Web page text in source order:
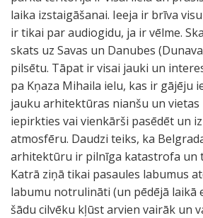
laika izstaigāšanai. Ieeja ir brīva
ir tikai par audiogidu, ja ir vēlme.
skats uz Savas un Danubes
pilsētu. Tāpat ir visai jauki un
pa Kņaza Mihaila ielu, kas ir gājēju
jauku arhitektūras nianšu un vietas
iepirkties vai vienkārši pasēdēt un
atmosfēru. Daudzi teiks, ka
arhitektūru ir pilnīga katastrofa un
Katrā ziņā tikai pasaules labumus
labumu notrulināti (un pēdējā laikā
šādu cilvēku kļūst arvien vairāk un